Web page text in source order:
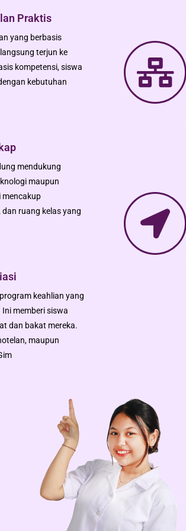
Praktis
yang berbasis
terjun ke
kompetensi, siswa
kebutuhan
mendukung
maupun
mencakup
ruang kelas yang
keahlian yang
memberi siswa
dan bakat mereka.
maupun